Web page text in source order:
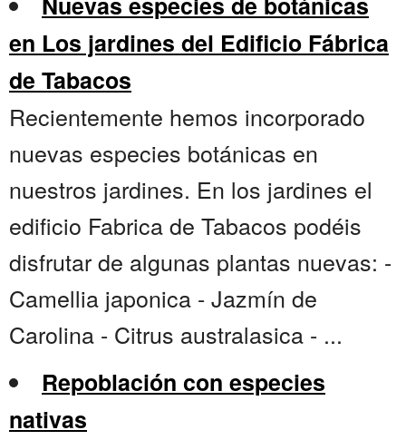
en Los jardines del Edificio Fábrica
de Tabacos
Recientemente hemos incorporado
nuevas especies botánicas en
nuestros jardines. En los jardines el
edificio Fabrica de Tabacos podéis
disfrutar de algunas plantas nuevas: -
Camellia japonica - Jazmín de
Carolina - Citrus australasica - ...
Repoblación con especies
nativas